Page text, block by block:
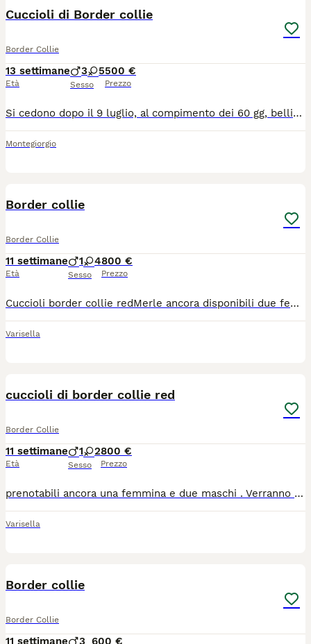
Cuccioli di Border collie
Border Collie
13 settimane
Età
3 5
Sesso
500 €
Prezzo
Si cedono dopo il 9 luglio, al compimento dei 60 gg, bellissimi cuccioli di Border Collie nati il 9 maggio. Disponili 3 maschi e 5 femmine. Verranno consegnati con microchip, primo vaccino, sverminazione e libretto sanitario. Prezzo di ciascun cucciolo € 500 trattabile Genitori con pedigree entrambi di proprietà. Zona Montegiorgio (FM) Per altre info e foto non esitate a contattarmi!
Montegiorgio
Border collie
Border Collie
11 settimane
Età
1 4
Sesso
800 €
Prezzo
Cuccioli border collie redMerle ancora disponibili due femmine redMerle una tricolor e un maschio red
Varisella
cuccioli di border collie red
Border Collie
11 settimane
Età
1 2
Sesso
800 €
Prezzo
prenotabili ancora una femmina e due maschi . Verranno ceduti con pedigree enci , vaccino sverminati , libretto sanitario microchip . Kit puppy . Genitori testati a tutte le principali malattie genetiche della razza Disponibili dal 23 di luglio
Varisella
Border collie
Border Collie
11 settimane 3 600 €